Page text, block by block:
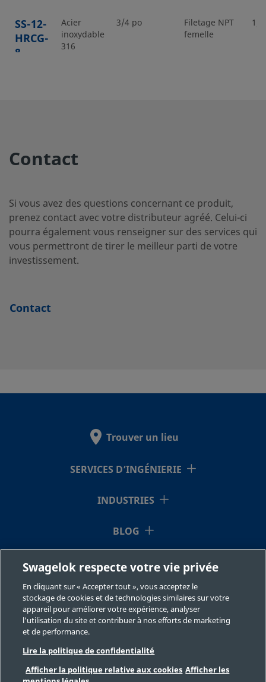
SS-12-
HRCG-
8
Acier
inoxydable
316
3/4 po
Filetage NPT
femelle
1/
316
SS-12-
HRN-8
Acier
inoxydable
3/4 po
Filetage NPT
SS-12-
inoxydable
Filetage NPT
femelle
RB-4
3/4 po
SS-12-
RB-6
Acier
inoxydable
316
3/4 po
Filetage NPT
mâle
SS-12- Acier 3/4 po Filetage NPT
Contact
Si vous avez des questions concernant ce produit,
prenez contact avec votre distributeur agréé. Celui-ci
pourra également vous renseigner sur des services qui
vous permettront de tirer le meilleur parti de votre
investissement.
Contact
Trouver un lieu
SERVICES D’INGÉNIERIE
INDUSTRIES
BLOG
RESSOURCES
À NOTRE SUJET
Swagelok respecte votre vie privée
En cliquant sur « Accepter tout », vous acceptez le
stockage de cookies et de technologies similaires sur votre
appareil pour améliorer votre expérience, analyser
l’utilisation du site et contribuer à nos efforts de marketing
et de performance.
Lire la politique de confidentialité
Afficher la politique relative aux cookies Afficher les